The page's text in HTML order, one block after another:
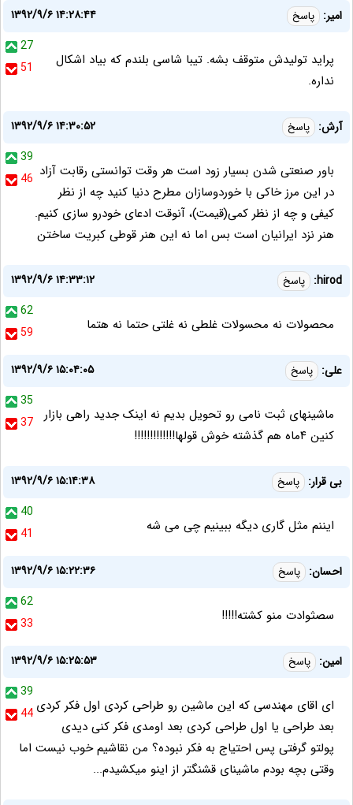
امیر: پاسخ
۱۳۹۲/۹/۶ ۱۴:۲۸:۴۴
27
51
پراید تولیدش متوقف بشه. تیبا شاسی بلندم که بیاد اشکال
نداره.
آرش: پاسخ
۱۳۹۲/۹/۶ ۱۴:۳۰:۵۲
39
46 باور صنعتی شدن بسیار زود است هر وقت توانستی رقابت آزاد
در این مرز خاکی با خوردوسازان مطرح دنیا کنید چه از نظر
کیفی و چه از نظر کمی(قیمت)، آنوقت ادعای خودرو سازی کنیم.
هنر نزد ایرانیان است بس اما نه این هنر قوطی کبریت ساختن
hirod: پاسخ
۱۳۹۲/۹/۶ ۱۴:۳۳:۱۲
62
59
محصولات نه محسولات غلطی نه غلتی حتما نه هتما
علی: پاسخ
۱۳۹۲/۹/۶ ۱۵:۰۴:۰۵
35
37
ماشینهای ثبت نامی رو تحویل بدیم نه اینک جدید راهی بازار
کنین ۴ماه هم گذشته خوش قولها!!!!!!!!!!!!!
بی قرار: پاسخ
۱۳۹۲/۹/۶ ۱۵:۱۴:۳۸
40
41
ایننم مثل گاری دیگه ببینیم چی می شه
احسان: پاسخ
۱۳۹۲/۹/۶ ۱۵:۲۲:۳۶
62
33
سصثوادت منو كشته!!!!!
امین: پاسخ
۱۳۹۲/۹/۶ ۱۵:۲۵:۵۳
39
44 ای اقای مهندسی که این ماشین رو طراحی کردی اول فکر کردی
بعد طراحی یا اول طراحی کردی بعد اومدی فکر کنی دیدی
پولتو گرفتی پس احتیاج به فکر نبوده؟ من نقاشیم خوب نیست اما
وقتی بچه بودم ماشینای قشنگتر از اینو میکشیدم...